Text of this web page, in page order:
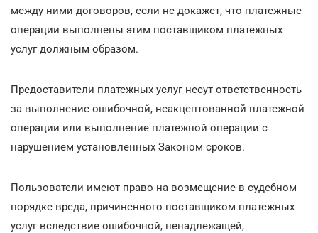
между ними договоров, если не докажет, что платежные
операции выполнены этим поставщиком платежных
услуг должным образом.
Предоставители платежных услуг несут ответственность
за выполнение ошибочной, неакцептованной платежной
операции или выполнение платежной операции с
нарушением установленных Законом сроков.
Пользователи имеют право на возмещение в судебном
порядке вреда, причиненного поставщиком платежных
услуг вследствие ошибочной, ненадлежащей,